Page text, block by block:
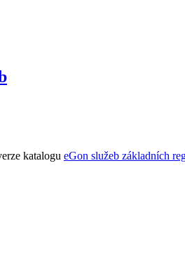
katalogu eGon služeb základních